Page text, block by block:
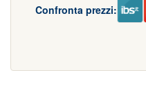
Confronta prezzi: